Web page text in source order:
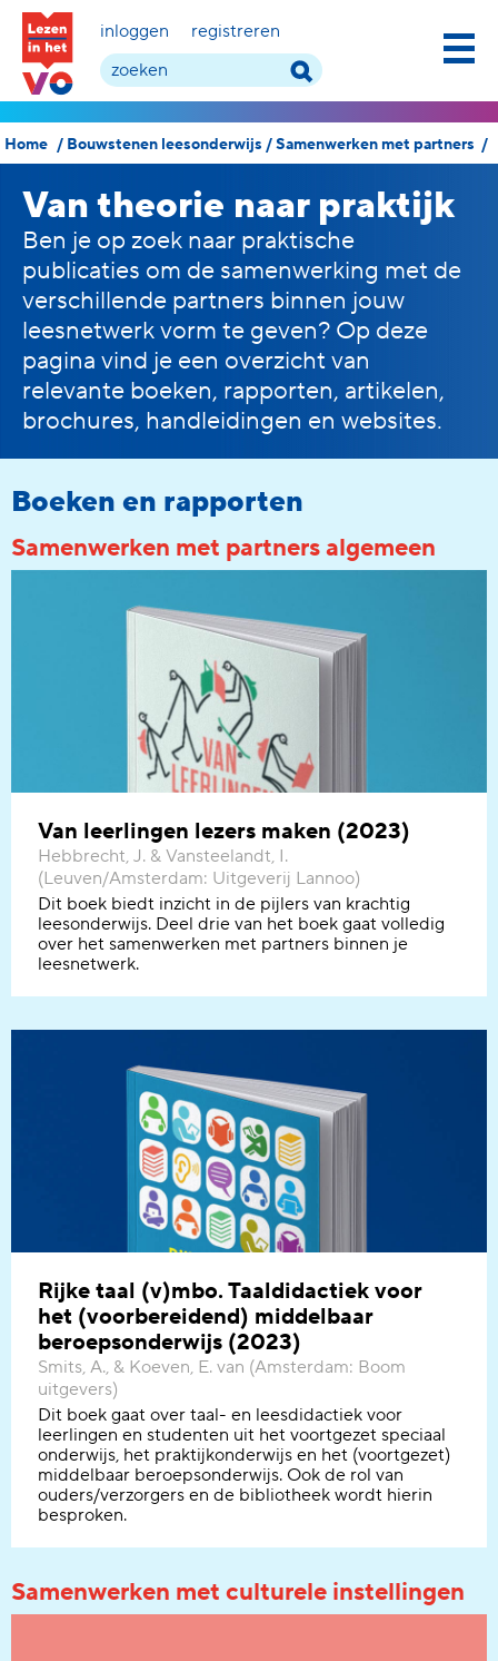
inloggen registreren
Home / Bouwstenen leesonderwijs /Samenwerken met partners /
Van theorie naar praktijk
Ben je op zoek naar praktische
publicaties om de samenwerking met de
verschillende partners binnen jouw
leesnetwerkvorm te geven? Op deze
pagina vind je een overzicht van
relevante boeken, rapporten, artikelen,
brochures, handleidingen en websites.
Boeken en rapporten
Samenwerken met partners algemeen
Van leerlingen lezers maken (2023)
Hebbrecht, J. & Vansteelandt, I.
(Leuven/Amsterdam: Uitgeverij Lannoo)
Dit boek biedt inzicht in de pijlers van krachtig
leesonderwijs. Deel drie van het boek gaat volledig
over het samenwerken met partners binnen je
leesnetwerk.
Rijke taal (v)mbo. Taaldidactiek voor
het (voorbereidend) middelbaar
beroepsonderwijs (2023)
Smits, A., & Koeven, E. van (Amsterdam: Boom
uitgevers)
Dit boek gaat over taal- en leesdidactiek voor
leerlingen en studenten uit het voortgezet speciaal
onderwijs, het praktijkonderwijs en het (voortgezet)
middelbaar beroepsonderwijs. Ook de rol van
ouders/verzorgers en de bibliotheek wordt hierin
besproken.
Samenwerken met culturele instellingen